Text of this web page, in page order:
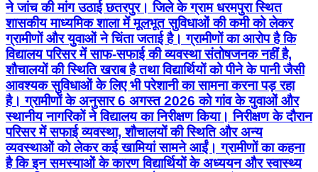
ने जांच की मांग उठाई छतरपुर। जिले के ग्राम धरमपुरा स्थित
शासकीय माध्यमिक शाला में मूलभूत सुविधाओं की कमी को लेकर
ग्रामीणों और युवाओं ने चिंता जताई है। ग्रामीणों का आरोप है कि
विद्यालय परिसर में साफ-सफाई की व्यवस्था संतोषजनक नहीं है,
शौचालयों की स्थिति खराब है तथा विद्यार्थियों को पीने के पानी जैसी
आवश्यक सुविधाओं के लिए भी परेशानी का सामना करना पड़ रहा
है। ग्रामीणों के अनुसार 6 अगस्त 2026 को गांव के युवाओं और
स्थानीय नागरिकों ने विद्यालय का निरीक्षण किया। निरीक्षण के दौरान
परिसर में सफाई व्यवस्था, शौचालयों की स्थिति और अन्य
व्यवस्थाओं को लेकर कई खामियां सामने आईं। ग्रामीणों का कहना
है कि इन समस्याओं के कारण विद्यार्थियों के अध्ययन और स्वास्थ्य